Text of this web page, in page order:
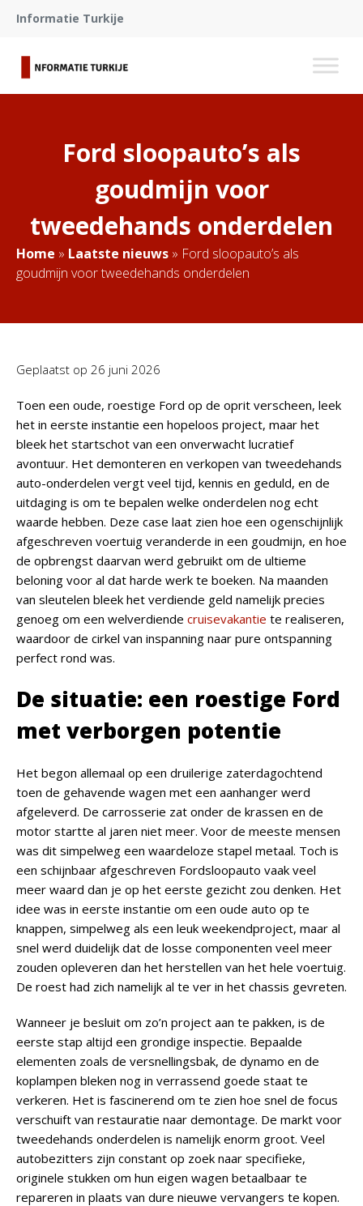
Informatie Turkije
Ford sloopauto’s als
goudmijn voor
tweedehands onderdelen
Home » Laatste nieuws » Ford sloopauto’s als
goudmijn voor tweedehands onderdelen
Geplaatst op 26 juni 2026
Toen een oude, roestige Ford op de oprit verscheen, leek
het in eerste instantie een hopeloos project, maar het
bleek het startschot van een onverwacht lucratief
avontuur. Het demonteren en verkopen van tweedehands
auto-onderdelen vergt veel tijd, kennis en geduld, en de
uitdaging is om te bepalen welke onderdelen nog echt
waarde hebben. Deze case laat zien hoe een ogenschijnlijk
afgeschreven voertuig veranderde in een goudmijn, en hoe
de opbrengst daarvan werd gebruikt om de ultieme
beloning voor al dat harde werk te boeken. Na maanden
van sleutelen bleek het verdiende geld namelijk precies
genoeg om een welverdiende cruisevakantie te realiseren,
waardoor de cirkel van inspanning naar pure ontspanning
perfect rond was.
De situatie: een roestige Ford
met verborgen potentie
Het begon allemaal op een druilerige zaterdagochtend
toen de gehavende wagen met een aanhanger werd
afgeleverd. De carrosserie zat onder de krassen en de
motor startte al jaren niet meer. Voor de meeste mensen
was dit simpelweg een waardeloze stapel metaal. Toch is
een schijnbaar afgeschreven Fordsloopauto vaak veel
meer waard dan je op het eerste gezicht zou denken. Het
idee was in eerste instantie om een oude auto op te
knappen, simpelweg als een leuk weekendproject, maar al
snel werd duidelijk dat de losse componenten veel meer
zouden opleveren dan het herstellen van het hele voertuig.
De roest had zich namelijk al te ver in het chassis gevreten.
Wanneer je besluit om zo’n project aan te pakken, is de
eerste stap altijd een grondige inspectie. Bepaalde
elementen zoals de versnellingsbak, de dynamo en de
koplampen bleken nog in verrassend goede staat te
verkeren. Het is fascinerend om te zien hoe snel de focus
verschuift van restauratie naar demontage. De markt voor
tweedehands onderdelen is namelijk enorm groot. Veel
autobezitters zijn constant op zoek naar specifieke,
originele stukken om hun eigen wagen betaalbaar te
repareren in plaats van dure nieuwe vervangers te kopen.